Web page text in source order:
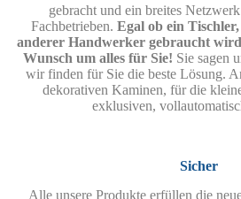
gebracht und ein breites
Fachbetrieben. Egal ob ein
anderer Handwerker gebraucht
Wunsch um alles für Sie! Sie sagen
wir finden für Sie die beste Lösung.
dekorativen Kaminen, für die
exklusiven,
Sicher
Alle unsere Produkte erfüllen die